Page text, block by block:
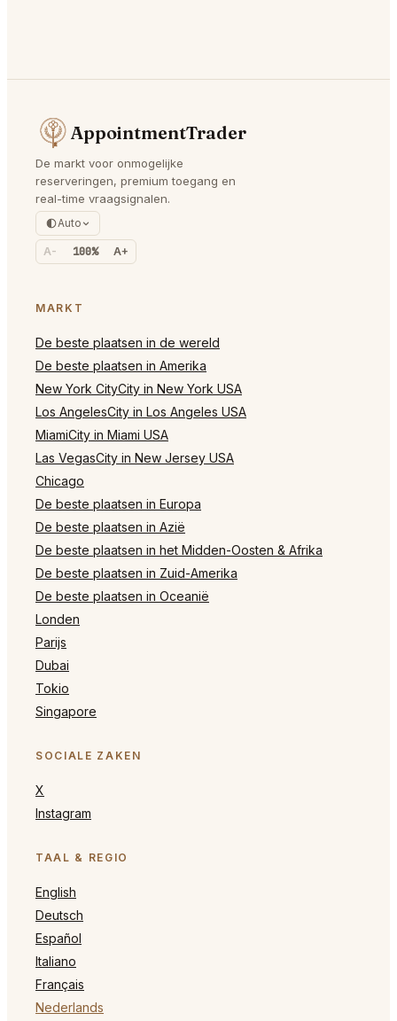
AppointmentTrader
De markt voor onmogelijke
reserveringen, premium toegang en
real-time vraagsignalen.
Auto
A- 100% A+
MARKT
De beste plaatsen in de wereld
De beste plaatsen in Amerika
New York CityCity in New York USA
Los AngelesCity in Los Angeles USA
MiamiCity in Miami USA
Las VegasCity in New Jersey USA
Chicago
De beste plaatsen in Europa
De beste plaatsen in Azië
De beste plaatsen in het Midden-Oosten & Afrika
De beste plaatsen in Zuid-Amerika
De beste plaatsen in Oceanië
Londen
Parijs
Dubai
Tokio
Singapore
SOCIALE ZAKEN
X
Instagram
TAAL & REGIO
English
Deutsch
Español
Italiano
Français
Nederlands